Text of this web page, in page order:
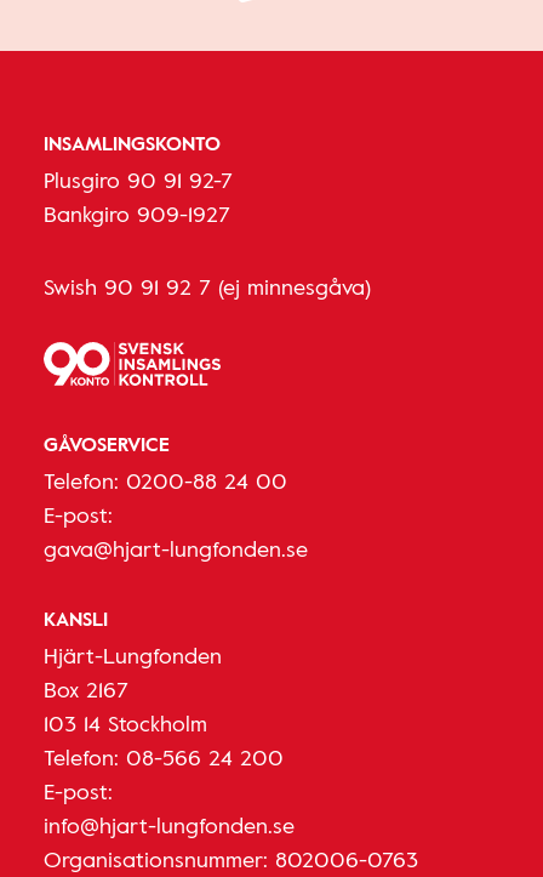
INSAMLINGSKONTO
Plusgiro 90 91 92-7
Bankgiro 909-1927
Swish 90 91 92 7 (ej minnesgåva)
GÅVOSERVICE
Telefon: 0200-88 24 00
E-post:
gava@hjart-lungfonden.se
KANSLI
Hjärt-Lungfonden
Box 2167
103 14 Stockholm
Telefon: 08-566 24 200
E-post:
info@hjart-lungfonden.se
Organisationsnummer: 802006-0763